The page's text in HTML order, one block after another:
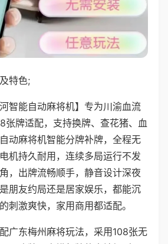
特色;
河智能自动麻将机】专为川渝血流
张牌适配，支持换牌、查花猪、血
动麻将机智能分牌补牌，全程无
机持久耐用，连续多局运行不发
，出牌流畅顺手，静音设计深夜
朋友约局还是居家娱乐，都能沉
刺激爽快，家用商用都适配。
广东梅州麻将玩法，采用108张无